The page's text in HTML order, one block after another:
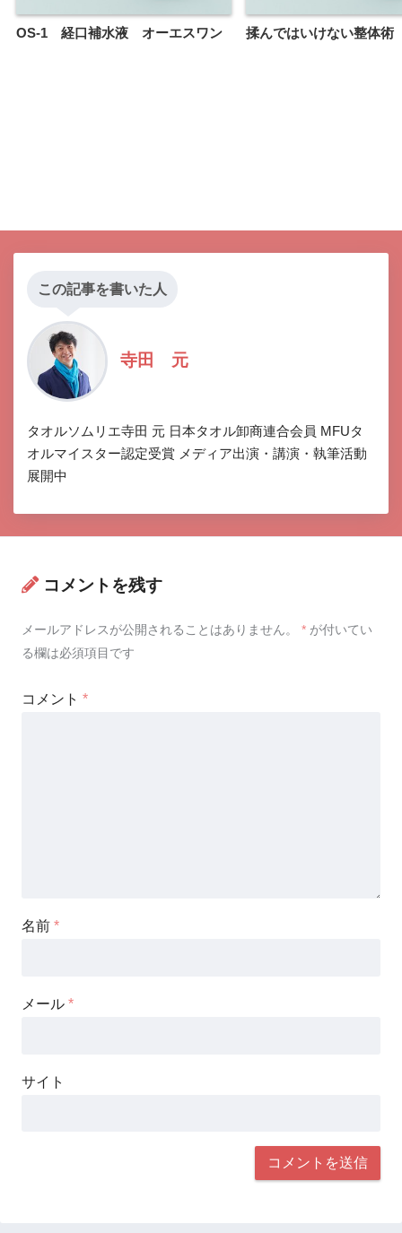
OS-1 経口補水液 オーエスワン 揉んではいけない整体術
この記事を書いた人
寺田 元
タオルソムリエ寺田 元 日本タオル卸商連合会員 MFUタ
オルマイスター認定受賞 メディア出演・講演・執筆活動
展開中
コメントを残す
メールアドレスが公開されることはありません。 * が付いてい
る欄は必須項目です
コメント *
名前 *
メール *
サイト